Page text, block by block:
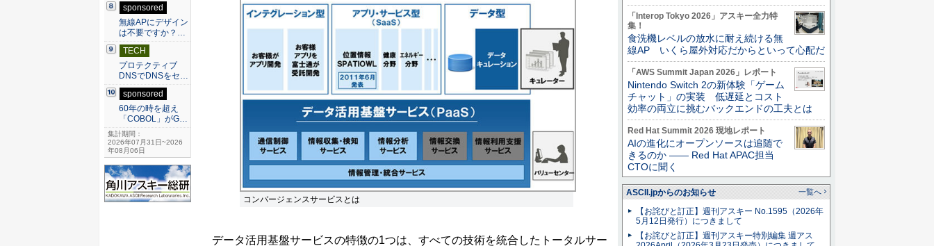
コンバージェンスサービスとは
データ活用基盤サービスの特徴の1つは、すべての技術を統合したトータルサー
sponsored
無線APにデザイン
は不要ですか？…
TECH
プロテクティブ
DNSでDNSをセ…
sponsored
60年の時を超え
「COBOL」がG…
集計期間：
2026年07月31日~2026
年08月06日
「Interop Tokyo 2026」アスキー全力特
集！
食洗機レベルの放水に耐え続ける無
線AP いくら屋外対応だからといって心配だ
「AWS Summit Japan 2026」レポート
Nintendo Switch 2の新体験「ゲーム
チャット」の実装 低遅延とコスト
効率の両立に挑むバックエンドの工夫とは
Red Hat Summit 2026 現地レポート
AIの進化にオープンソースは追随で
きるのか ―― Red Hat APAC担当
CTOに聞く
ASCII.jpからのお知らせ 一覧へ
【お詫びと訂正】週刊アスキー No.1595（2026年
5月12日発行）につきまして
【お詫びと訂正】週刊アスキー特別編集 週アス